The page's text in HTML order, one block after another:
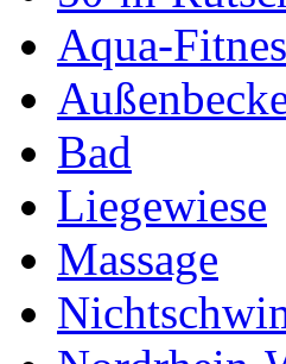
Aqua-
Bad
Liegewiese
Massage